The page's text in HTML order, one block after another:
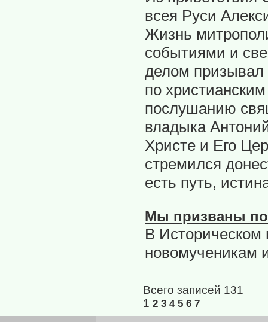
всея Руси
Жизнь
событиями и
делом призывал
по
послушанию
владыка
Христе и Его
стремился
есть путь,
Мы призваны
В Историческом
новомученикам
Всего записей 131
1 2 3 4 5 6 7